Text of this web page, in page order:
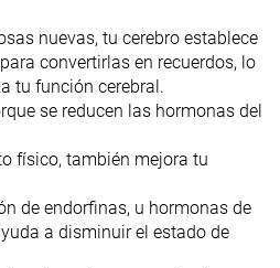
nuevas, tu cerebro establece
convertirlas en recuerdos, lo
tu función cerebral.
se reducen las hormonas del
físico, también mejora tu
de endorfinas, u hormonas de
a disminuir el estado de